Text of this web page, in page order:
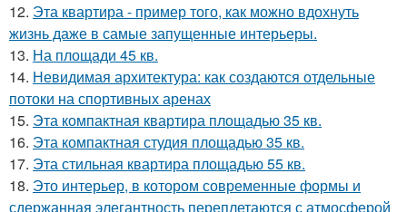
12. Эта квартира - пример того, как можно вдохнуть
жизнь даже в самые запущенные интерьеры.
13. На площади 45 кв.
14. Невидимая архитектура: как создаются отдельные
потоки на спортивных аренах
15. Эта компактная квартира площадью 35 кв.
16. Эта компактная студия площадью 35 кв.
17. Эта стильная квартира площадью 55 кв.
18. Это интерьер, в котором современные формы и
сдержанная элегантность переплетаются с атмосферой